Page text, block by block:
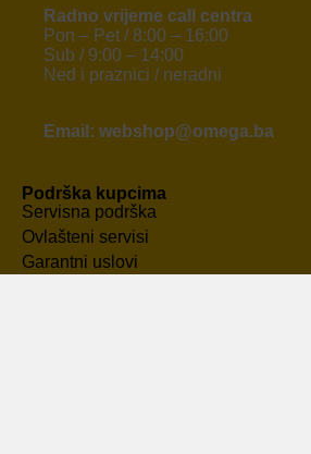
Radno vrijeme call centra
Pon – Pet / 8:00 – 16:00
Sub / 9:00 – 14:00
Ned i praznici / neradni
Email: webshop@omega.ba
Podrška kupcima
Servisna podrška
Ovlašteni servisi
Garantni uslovi